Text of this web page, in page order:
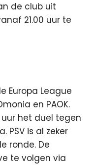
de club uit
21.00 uur te
Europa League
en PAOK.
het duel tegen
PSV is al zeker
ronde. De
te volgen via